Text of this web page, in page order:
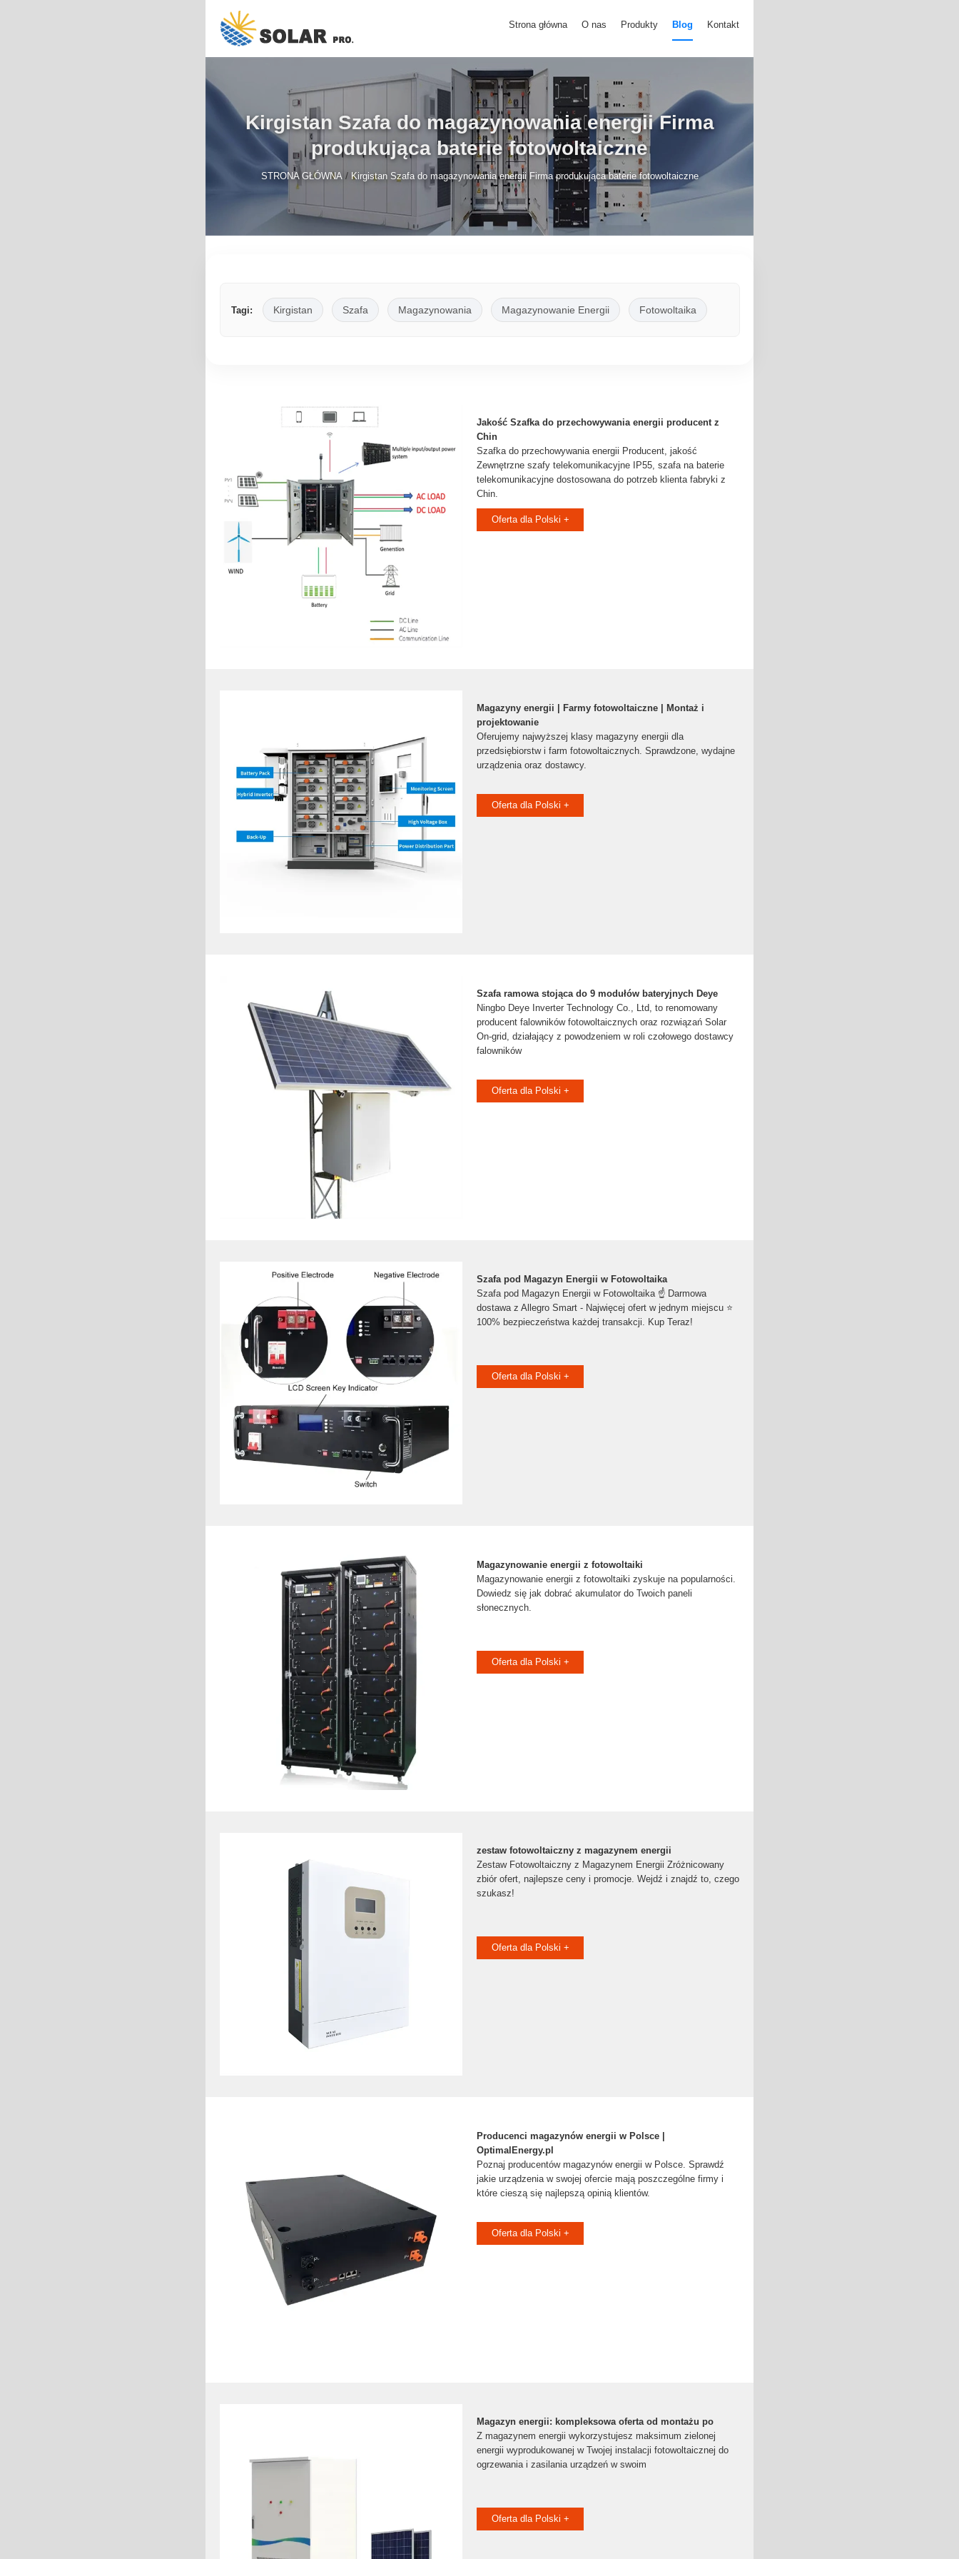
Strona główna O nas Produkty Blog Kontakt
Kirgistan Szafa do magazynowania energii Firma
produkująca baterie fotowoltaiczne
STRONA GŁÓWNA / Kirgistan Szafa do magazynowania energii Firma produkująca baterie fotowoltaiczne
Tagi: Kirgistan Szafa Magazynowania Magazynowanie Energii Fotowoltaika
Jakość Szafka do przechowywania energii producent z
Chin
Szafka do przechowywania energii Producent, jakość
Zewnętrzne szafy telekomunikacyjne IP55, szafa na baterie
telekomunikacyjne dostosowana do potrzeb klienta fabryki z
Chin.
Oferta dla Polski +
Magazyny energii | Farmy fotowoltaiczne | Montaż i
projektowanie
Oferujemy najwyższej klasy magazyny energii dla
przedsiębiorstw i farm fotowoltaicznych. Sprawdzone, wydajne
urządzenia oraz dostawcy.
Oferta dla Polski +
Szafa ramowa stojąca do 9 modułów bateryjnych Deye
Ningbo Deye Inverter Technology Co., Ltd, to renomowany
producent falowników fotowoltaicznych oraz rozwiązań Solar
On-grid, działający z powodzeniem w roli czołowego dostawcy
falowników
Oferta dla Polski +
Szafa pod Magazyn Energii w Fotowoltaika
Szafa pod Magazyn Energii w Fotowoltaika ☝ Darmowa
dostawa z Allegro Smart - Najwięcej ofert w jednym miejscu ⭐
100% bezpieczeństwa każdej transakcji. Kup Teraz!
Oferta dla Polski +
Magazynowanie energii z fotowoltaiki
Magazynowanie energii z fotowoltaiki zyskuje na popularności.
Dowiedz się jak dobrać akumulator do Twoich paneli
słonecznych.
Oferta dla Polski +
zestaw fotowoltaiczny z magazynem energii
Zestaw Fotowoltaiczny z Magazynem Energii Zróżnicowany
zbiór ofert, najlepsze ceny i promocje. Wejdź i znajdź to, czego
szukasz!
Oferta dla Polski +
Producenci magazynów energii w Polsce |
OptimalEnergy.pl
Poznaj producentów magazynów energii w Polsce. Sprawdź
jakie urządzenia w swojej ofercie mają poszczególne firmy i
które cieszą się najlepszą opinią klientów.
Oferta dla Polski +
Magazyn energii: kompleksowa oferta od montażu po
Z magazynem energii wykorzystujesz maksimum zielonej
energii wyprodukowanej w Twojej instalacji fotowoltaicznej do
ogrzewania i zasilania urządzeń w swoim
Oferta dla Polski +